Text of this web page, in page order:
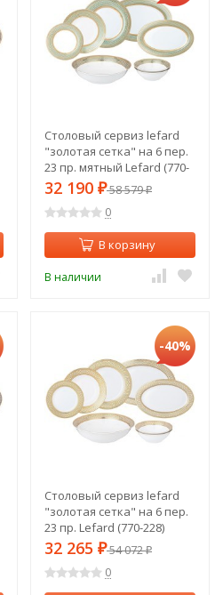
Столовый сервиз lefard
"золотая сетка" на 6 пер.
23 пр. мятный Lefard (770-
223)
32 190 ₽58 579₽
0
В корзину
В наличии
-40%
Столовый сервиз lefard
"золотая сетка" на 6 пер.
23 пр. Lefard (770-228)
32 265 ₽54 072₽
0